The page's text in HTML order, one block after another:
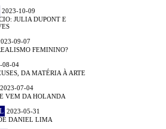
2023-10-09
JULIA DUPONT E
09-07
FEMININO?
08-04
DA MATÉRIA À ARTE
2023-07-04
VEM DA HOLANDA
2023-05-31
DE DANIEL LIMA